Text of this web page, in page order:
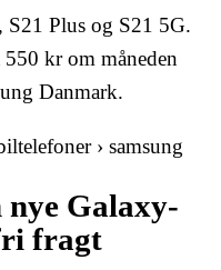
Plus og S21 5G.
kr om måneden
Danmark.
› samsung
nye Galaxy-
fragt